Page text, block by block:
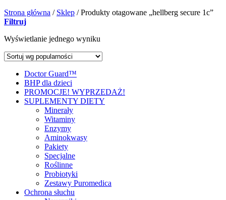
Strona główna / Sklep /Produkty otagowane „hellberg secure 1c”
Filtruj
Wyświetlanie jednego wyniku
Doctor Guard™
BHP dla dzieci
PROMOCJE! WYPRZEDAŻ!
SUPLEMENTY DIETY
Minerały
Witaminy
Enzymy
Aminokwasy
Pakiety
Specjalne
Roślinne
Probiotyki
Zestawy Puromedica
Ochrona słuchu